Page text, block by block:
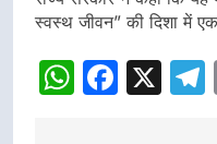
स्वस्थ जीवन” की दिशा में
X